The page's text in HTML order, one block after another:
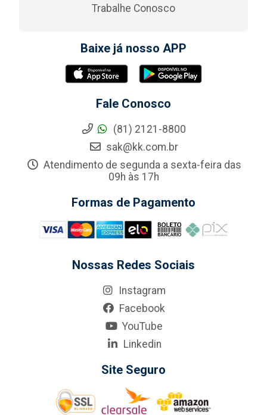
Trabalhe Conosco
Baixe já nosso APP
Fale Conosco
(81) 2121-8800
sak@kk.com.br
Atendimento de segunda a sexta-feira das
09h às 17h
Formas de Pagamento
Nossas Redes Sociais
Instagram
Facebook
YouTube
Linkedin
Site Seguro